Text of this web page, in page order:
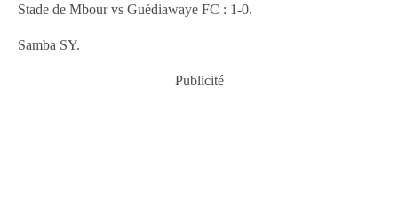
Stade de Mbour vs Guédiawaye FC : 1-0.
Samba SY.
Publicité